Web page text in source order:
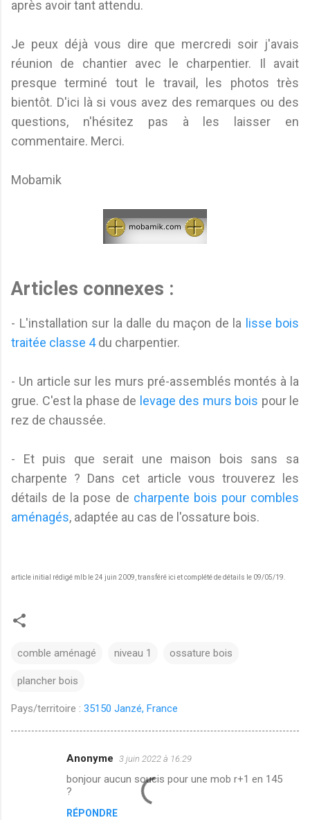
après avoir tant attendu.
Je peux déjà vous dire que mercredi soir j'avais
réunion de chantier avec le charpentier. Il avait
presque terminé tout le travail, les photos très
bientôt. D'ici là si vous avez des remarques ou des
questions, n'hésitez pas à les laisser en
commentaire. Merci.
Mobamik
Articles connexes :
- L'installation sur la dalle du maçon de la lisse bois
traitée classe 4du charpentier.
- Un article sur les murs pré-assemblés montés à la
grue. C'est la phase de levage des murs bois pour le
rez de chaussée.
- Et puis que serait une maison bois sans sa
charpente ? Dans cet article vous trouverez les
détails de la pose de charpente bois pour combles
aménagés, adaptée au cas de l'ossature bois.
article initial rédigé mlb le 24 juin 2009, transféré ici et complété de détails le 09/05/19.
comble aménagé niveau 1 ossature bois
plancher bois
Pays/territoire : 35150 Janzé, France
Anonyme 3 juin 2022 à 16:29
bonjour aucun soucis pour une mob r+1 en 145
?
RÉPONDRE